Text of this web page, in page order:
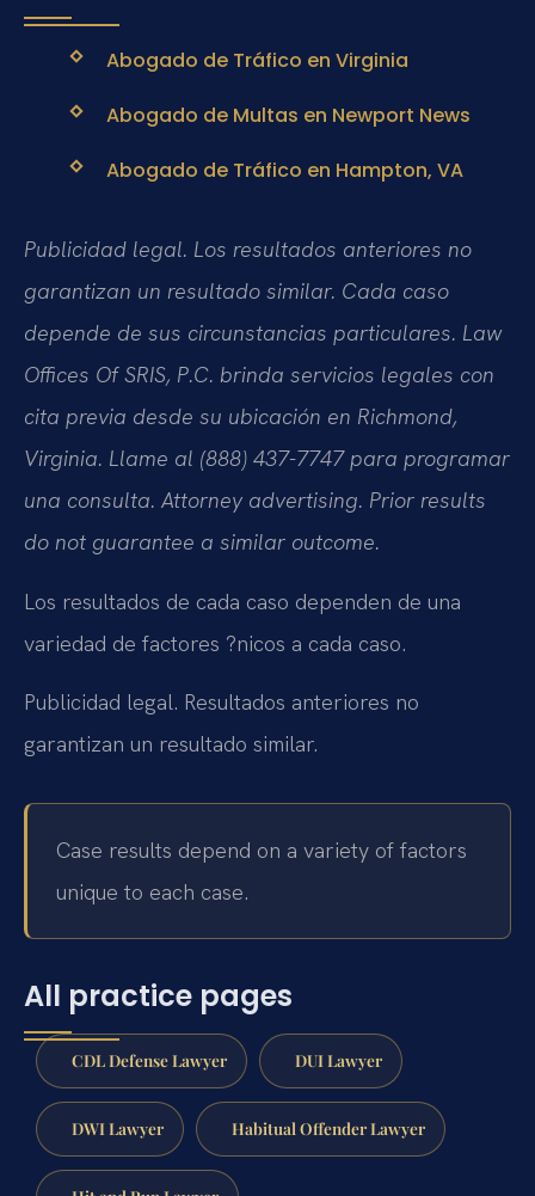
Abogado de Tráfico en Virginia
Abogado de Multas en Newport News
Abogado de Tráfico en Hampton, VA
Publicidad legal. Los resultados anteriores no
garantizan un resultado similar. Cada caso
depende de sus circunstancias particulares. Law
Offices Of SRIS, P.C. brinda servicios legales con
cita previa desde su ubicación en Richmond,
Virginia. Llame al (888) 437-7747 para programar
una consulta. Attorney advertising. Prior results
do not guarantee a similar outcome.
Los resultados de cada caso dependen de una
variedad de factores ?nicos a cada caso.
Publicidad legal. Resultados anteriores no
garantizan un resultado similar.
Case results depend on a variety of factors
unique to each case.
All practice pages
CDL Defense Lawyer DUI Lawyer
DWI Lawyer Habitual Offender Lawyer